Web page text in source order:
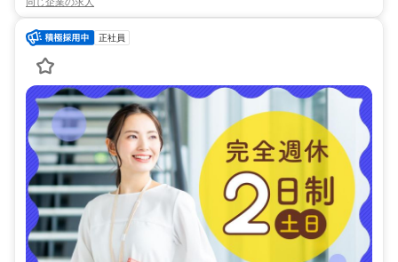
正社員